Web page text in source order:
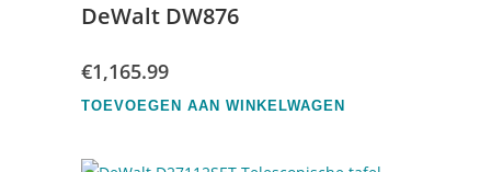
DeWalt DW876
€1,165.99
TOEVOEGEN AAN WINKELWAGEN